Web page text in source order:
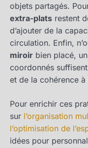
objets partagés.
extra-plats restent
d’ajouter de la
circulation. Enfin,
miroir bien placé,
coordonnés
et de la cohérence à
Pour enrichir ces
sur l’organisation
l’optimisation de
idées pour